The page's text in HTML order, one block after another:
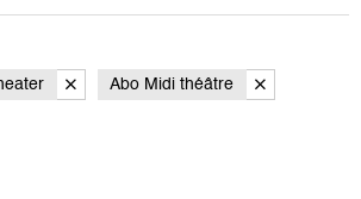
Abo Midi théâtre